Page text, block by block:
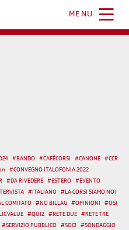
MENU
#BANDO #CAFÈCORSI #CANONE #CCR
#CONVEGNO ITALOFONIA 2022
#DA RIVEDERE #ESTERO #EVENTO
#ITALIANO #LA CORSI SIAMO NOI
COMITATO #NO BILLAG #OPINIONI #OSI
VALUE #QUIZ #RETE DUE #RETE TRE
#SERVIZIO PUBBLICO #SOCI #SONDAGGIO